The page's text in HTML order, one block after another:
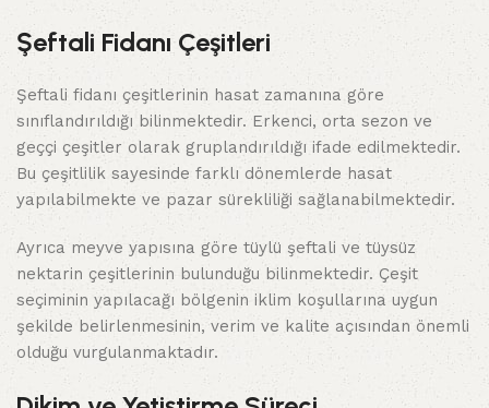
Şeftali Fidanı Çeşitleri
Şeftali fidanı çeşitlerinin hasat zamanına göre
sınıflandırıldığı bilinmektedir. Erkenci, orta sezon ve
geççi çeşitler olarak gruplandırıldığı ifade edilmektedir.
Bu çeşitlilik sayesinde farklı dönemlerde hasat
yapılabilmekte ve pazar sürekliliği sağlanabilmektedir.
Ayrıca meyve yapısına göre tüylü şeftali ve tüysüz
nektarin çeşitlerinin bulunduğu bilinmektedir. Çeşit
seçiminin yapılacağı bölgenin iklim koşullarına uygun
şekilde belirlenmesinin, verim ve kalite açısından önemli
olduğu vurgulanmaktadır.